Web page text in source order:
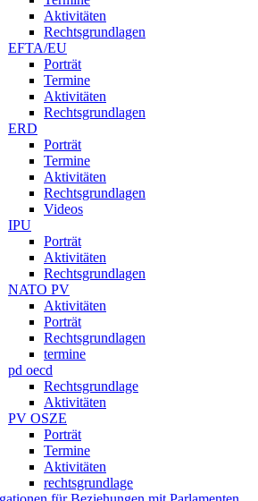
Aktivitäten
Rechtsgrundlagen
EFTA/EU
Porträt
Termine
Aktivitäten
Rechtsgrundlagen
ERD
Porträt
Termine
Aktivitäten
Rechtsgrundlagen
Videos
IPU
Porträt
Aktivitäten
Rechtsgrundlagen
NATO PV
Aktivitäten
Porträt
Rechtsgrundlagen
termine
pd oecd
Rechtsgrundlage
Aktivitäten
PV OSZE
Porträt
Termine
Aktivitäten
rechtsgrundlage